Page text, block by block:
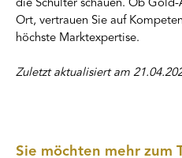
die Schulter schauen. Ob
Ort, vertrauen Sie auf
höchste Marktexpertise.
Zuletzt aktualisiert am
Sie möchten mehr zum